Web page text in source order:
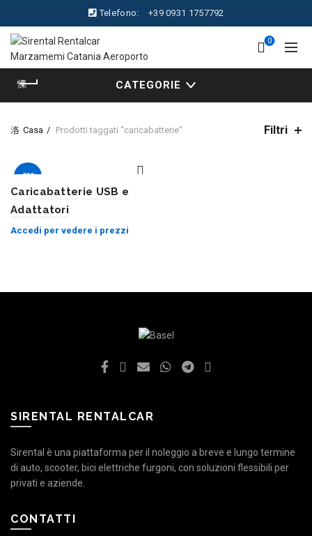
Telefono: +39 0931 1757792
0
CATEGORIE
Casa Prodotti taggati “caricabatterie” Filtri
-28%
Caricabatterie USB e
Adattatori
Accedi per vedere i prezzi
SIRENTAL RENTALCAR
Sirental è una piattaforma per il noleggio a breve e lungo termine
di auto, scooter, bici elettriche furgoni, con soluzioni flessibili per
privati e aziende.
CONTATTI